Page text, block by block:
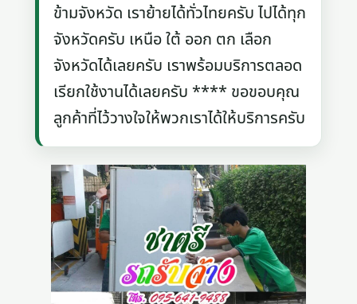
ข้ามจังหวัด เราย้ายได้ทั่วไทยครับ ไปได้ทุก
จังหวัดครับ เหนือ ใต้ ออก ตก เลือก
จังหวัดได้เลยครับ เราพร้อมบริการตลอด
เรียกใช้งานได้เลยครับ **** ขอขอบคุณ
ลูกค้าที่ไว้วางใจให้พวกเราได้ให้บริการครับ